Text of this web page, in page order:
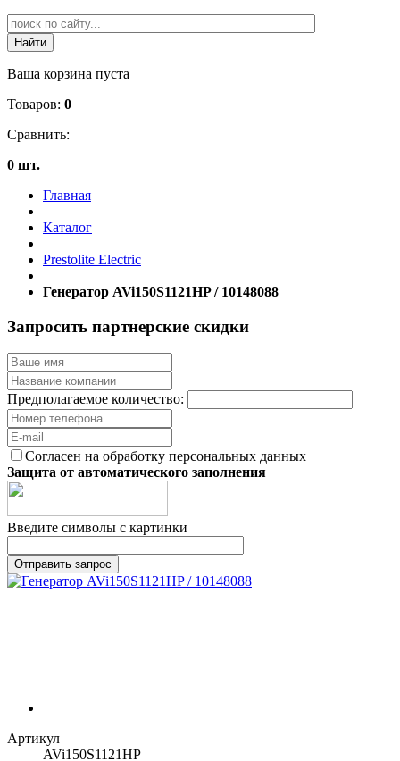
Ваша корзина пуста
Товаров: 0
Сравнить:
0 шт.
Главная
Каталог
Prestolite Electric
Генератор AVi150S1121HP / 10148088
Запросить партнерские скидки
Предполагаемое количество:
Согласен на обработку персональных данных
Защита от автоматического заполнения
Введите символы с картинки
Артикул
AVi150S1121HP